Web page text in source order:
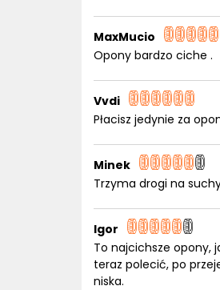
MaxMucio
Opony bardzo ciche .
Vvdi
Płacisz jedynie za
Minek
Trzyma drogi na
Igor
To najcichsze opony,
teraz polecić, po
niska.